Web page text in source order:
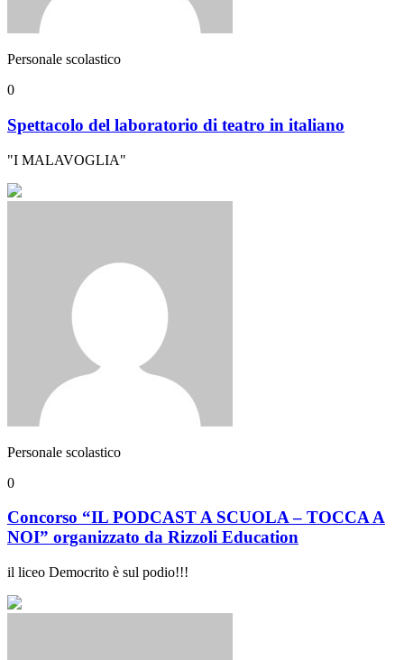
Personale scolastico
0
Spettacolo del laboratorio di teatro in italiano
"I MALAVOGLIA"
Personale scolastico
0
Concorso “IL PODCAST A SCUOLA – TOCCA A
NOI” organizzato da Rizzoli Education
il liceo Democrito è sul podio!!!